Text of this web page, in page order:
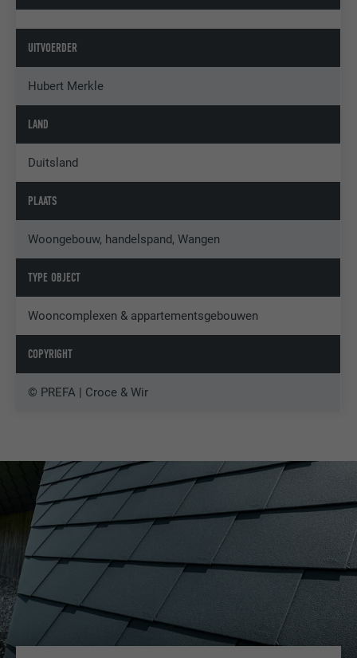
UITVOERDER
Hubert Merkle
LAND
Duitsland
PLAATS
Woongebouw, handelspand, Wangen
TYPE OBJECT
Wooncomplexen & appartementsgebouwen
COPYRIGHT
© PREFA | Croce & Wir